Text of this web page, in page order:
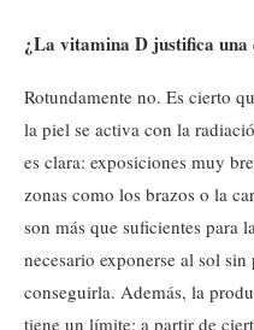
¿La vitamina D justifica una
Rotundamente no. Es cierto
la piel se activa con la
es clara: exposiciones muy
zonas como los brazos o la
son más que suficientes para
necesario exponerse al sol
conseguirla. Además, la
tiene un límite; a partir de